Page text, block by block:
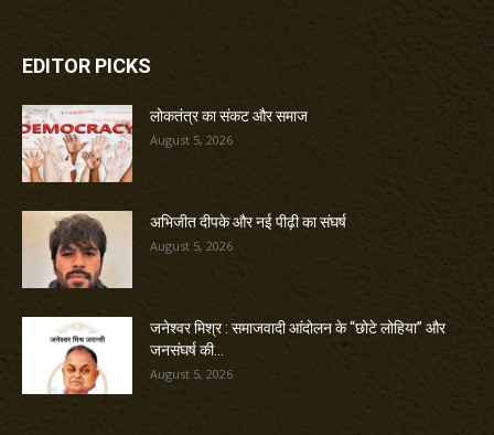
EDITOR PICKS
लोकतंत्र का संकट और समाज
August 5, 2026
अभिजीत दीपके और नई पीढ़ी का संघर्ष
August 5, 2026
जनेश्वर मिश्र : समाजवादी आंदोलन के “छोटे लोहिया” और
जनसंघर्ष की...
August 5, 2026